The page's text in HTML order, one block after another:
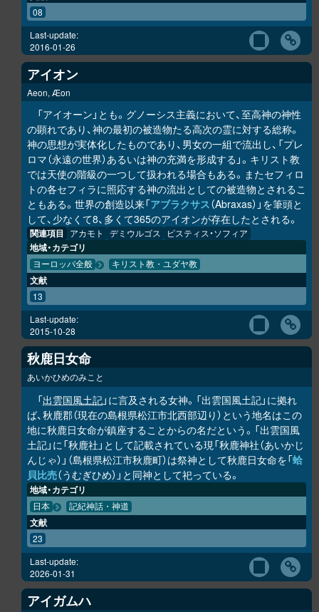
08
Last-update:
2016-01-26
アイオン
Aeon, Æon
「アイオーン」とも。グノーシス主義において、至高神の神性
の顕れであり、神の最初の被造物たる高次の霊に対する総称。
神の思想が実体化したものであり、男女の一組で流出し、「プレ
ロマ（永遠の世界）あるいは神の充満を形成する」。キリスト教
では天使の階級の一つして扱われる場合もある。またセフィロ
トの各セフィラに照応する神の流出としての被造物とされるこ
ともある。世界の創造以来「アブラクサス（Abraxas）」を筆頭と
して、少なくて8、多くて365のアイオンが存在したとされる。
関連項目 アカモト デミウルゴス ピスティス・ソフィア
地域・カテゴリ
ヨーロッパ全般 キリスト教・ユダヤ教
文献
13
Last-update:
2015-10-28
秋鹿日女命
あいかひめのみこと
「出雲国風土記」に言及される女神。「出雲国風土記」に拠れ
ば、秋鹿郡（現在の島根県松江市北西部辺り）という地名はこの
地に秋鹿日女命が鎮座することからの名だという。「出雲国風
土記」に「秋鹿社」として記載されている現「秋鹿神社（あいかじ
んじゃ）」（島根県松江市秋鹿町）は祭神として秋鹿日女命を「蛤
貝比売（うむぎひめ）」と同神として祀っている。
地域・カテゴリ
日本 記紀神話・神道
文献
23
Last-update:
2026-01-31
アイガムハ